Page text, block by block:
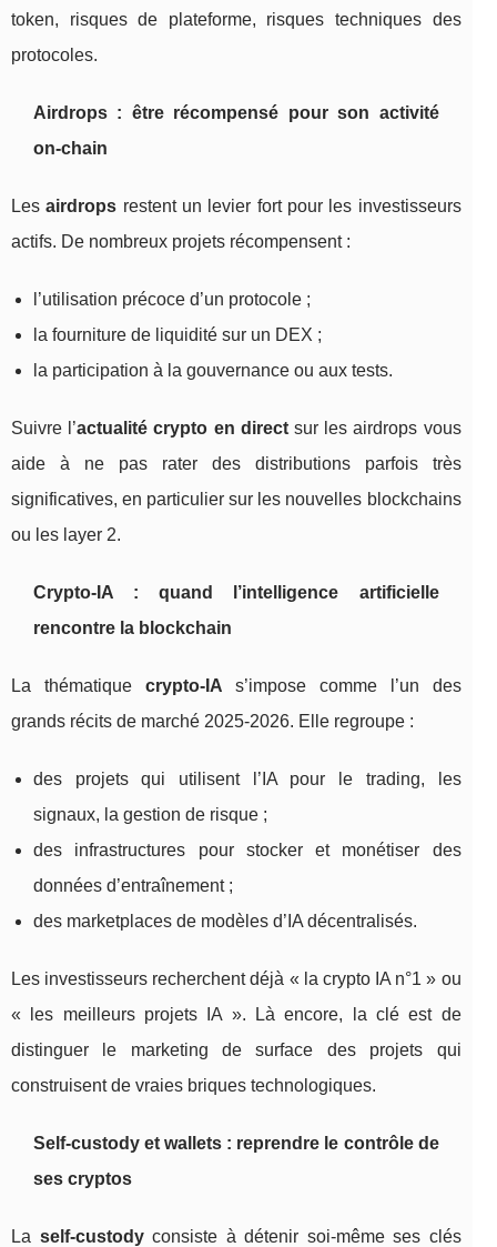
token, risques de plateforme, risques techniques des
protocoles.
Airdrops : être récompensé pour son activité
on-chain
Lesairdrops restent un levier fort pour les investisseurs
actifs. De nombreux projets récompensent :
l’utilisation précoce d’un protocole ;
la fourniture de liquidité sur un DEX ;
la participation à la gouvernance ou aux tests.
Suivre l’actualité crypto en directsur les airdrops vous
aide à ne pas rater des distributions parfois très
significatives, en particulier sur les nouvelles blockchains
ou les layer 2.
Crypto‑IA : quand l’intelligence artificielle
rencontre la blockchain
La thématique crypto‑IA s’impose comme l’un des
grands récits de marché 2025‑2026. Elle regroupe :
des projets qui utilisent l’IA pour le trading, les
signaux, la gestion de risque ;
des infrastructures pour stocker et monétiser des
données d’entraînement ;
des marketplaces de modèles d’IA décentralisés.
Les investisseurs recherchent déjà « la crypto IA n°1 » ou
« les meilleurs projets IA ». Là encore, la clé est de
distinguer le marketing de surface des projets qui
construisent de vraies briques technologiques.
Self‑custody et wallets : reprendre le contrôle de
ses cryptos
La self‑custodyconsiste à détenir soi‑même ses clés